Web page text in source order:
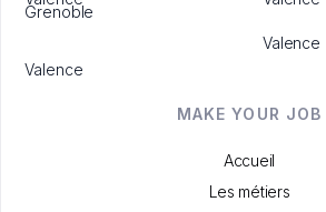
Grenoble
Valence
Valence
MAKE YOUR JOB
Accueil
Les métiers